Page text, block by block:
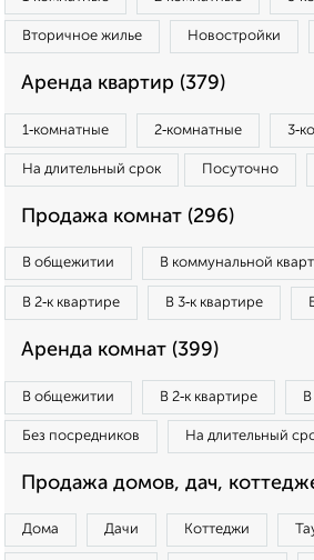
Вторичное жилье Новостройки
Аренда квартир (379)
1‑комнатные 2‑комнатные
На длительный срок Посуточно
Продажа комнат (296)
В общежитии В коммунальной
В 2‑к квартире В 3‑к квартире
Аренда комнат (399)
В общежитии В 2‑к квартире
Без посредников На длительный
Продажа домов, дач,
Дома Дачи Коттеджи